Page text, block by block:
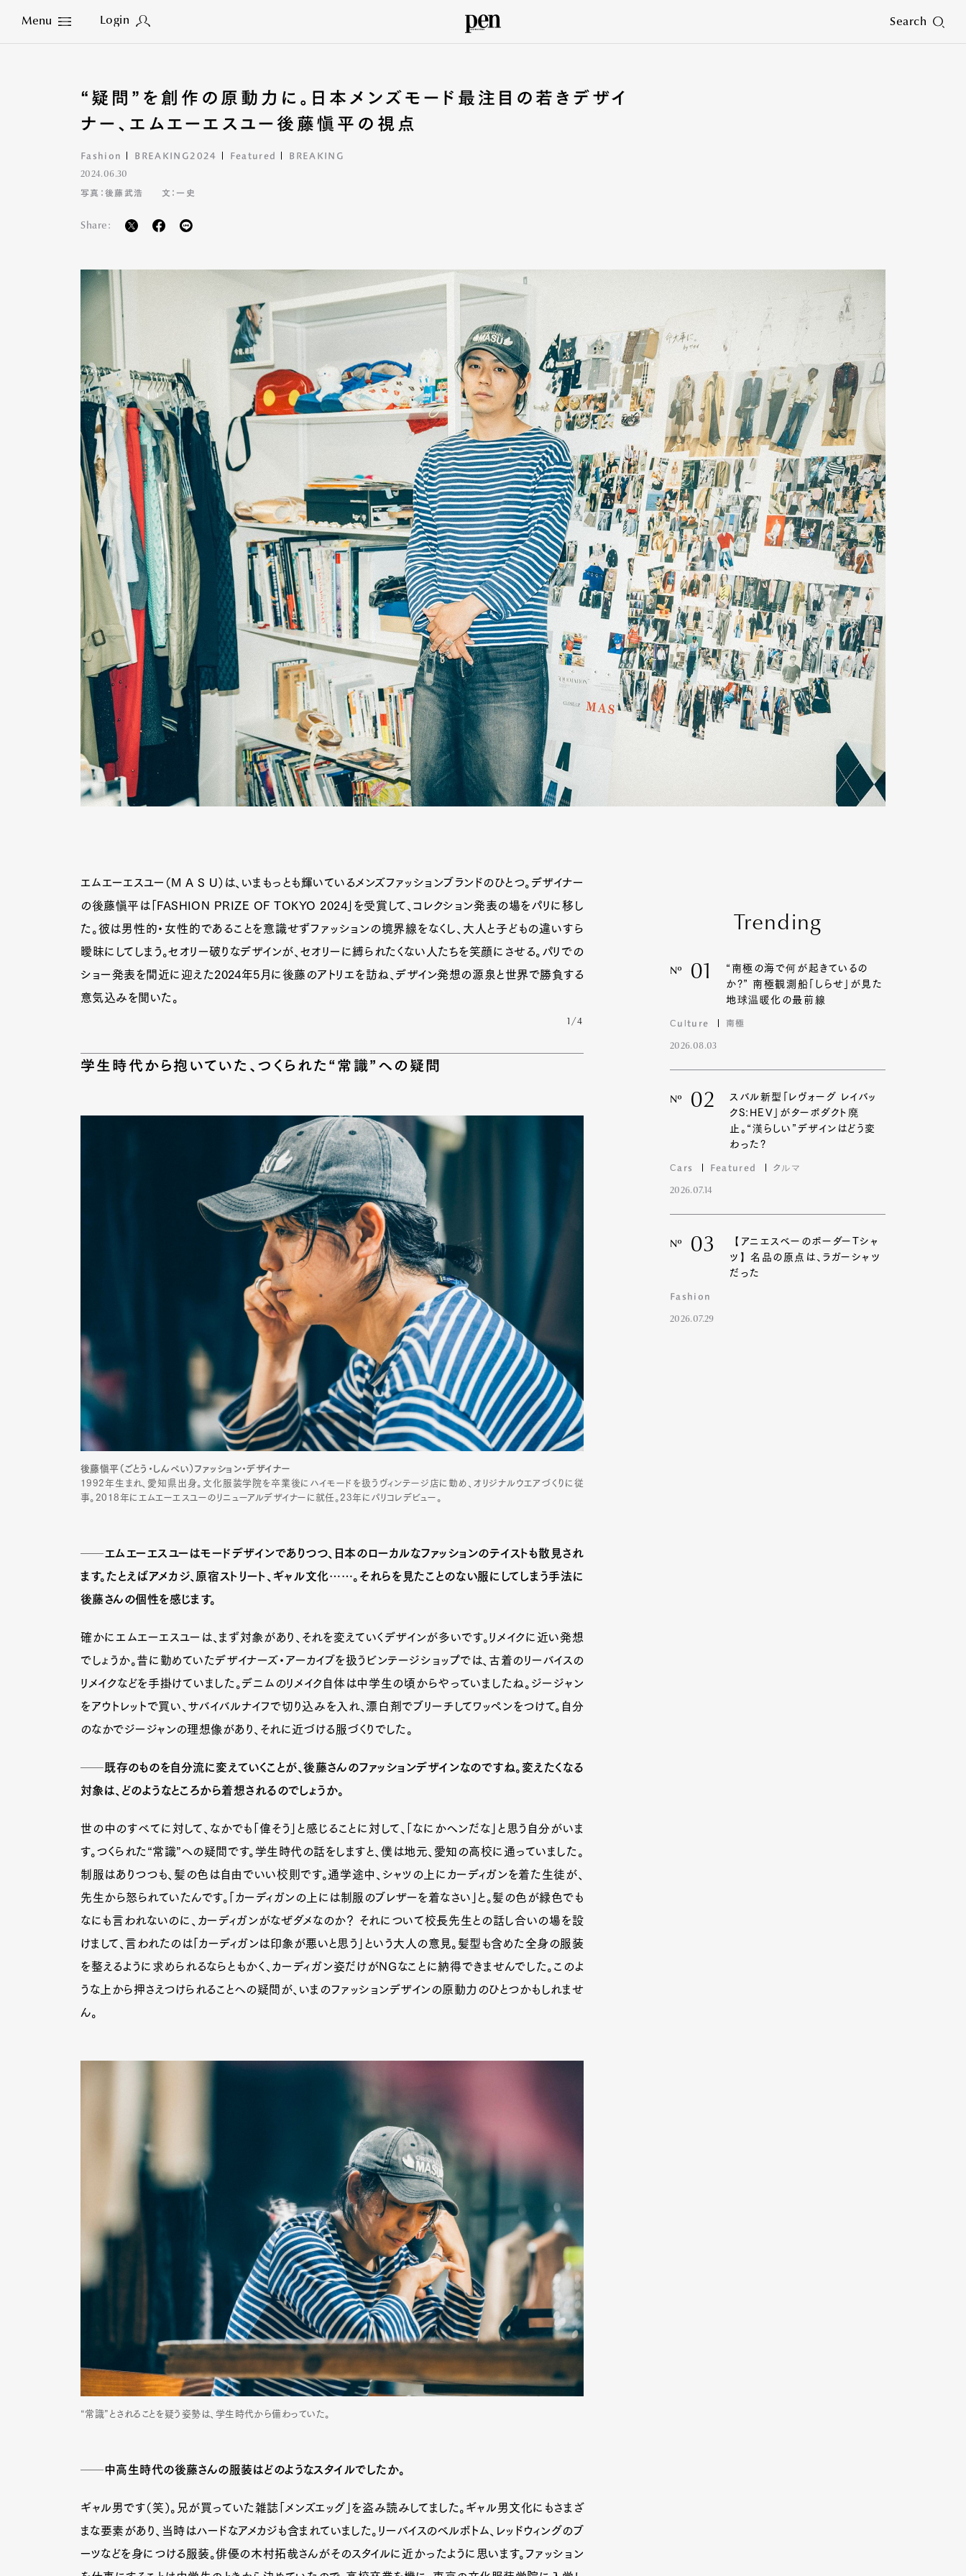
Menu Login Search
Close
Gourmet
Cars Product
Culture
“疑問”を創作の原動力に。日本メンズモード最注目の若きデザイ
ナー、エムエーエスユー後藤愼平の視点
Fashion BREAKING2024 Featured BREAKING
2024.06.30
写真：後藤武浩 文：一史
Share:
エムエーエスユー（M A S U）は、いまもっとも輝いているメンズファッションブランドのひとつ。デザイナー
の後藤愼平は「FASHION PRIZE OF TOKYO 2024」を受賞して、コレクション発表の場をパリに移し
た。彼は男性的・女性的であることを意識せずファッションの境界線をなくし、大人と子どもの違いすら
曖昧にしてしまう。セオリー破りなデザインが、セオリーに縛られたくない人たちを笑顔にさせる。パリでの
ショー発表を間近に迎えた2024年5月に後藤のアトリエを訪ね、デザイン発想の源泉と世界で勝負する
意気込みを聞いた。
1/4
学生時代から抱いていた、つくられた“常識”への疑問
後藤愼平（ごとう・しんぺい）ファッション・デザイナー
1992年生まれ、愛知県出身。文化服装学院を卒業後にハイモードを扱うヴィンテージ店に勤め、オリジナルウエアづくりに従
事。2018年にエムエーエスユーのリニューアルデザイナーに就任。23年にパリコレデビュー。
──エムエーエスユーはモードデザインでありつつ、日本のローカルなファッションのテイストも散見され
ます。たとえばアメカジ、原宿ストリート、ギャル文化……。それらを見たことのない服にしてしまう手法に
後藤さんの個性を感じます。
確かにエムエーエスユーは、まず対象があり、それを変えていくデザインが多いです。リメイクに近い発想
でしょうか。昔に勤めていたデザイナーズ・アーカイブを扱うビンテージショップでは、古着のリーバイスの
リメイクなどを手掛けていました。デニムのリメイク自体は中学生の頃からやっていましたね。ジージャン
をアウトレットで買い、サバイバルナイフで切り込みを入れ、漂白剤でブリーチしてワッペンをつけて。自分
のなかでジージャンの理想像があり、それに近づける服づくりでした。
──既存のものを自分流に変えていくことが、後藤さんのファッションデザインなのですね。変えたくなる
対象は、どのようなところから着想されるのでしょうか。
世の中のすべてに対して、なかでも「偉そう」と感じることに対して、「なにかヘンだな」と思う自分がいま
す。つくられた“常識”への疑問です。学生時代の話をしますと、僕は地元、愛知の高校に通っていました。
制服はありつつも、髪の色は自由でいい校則です。通学途中、シャツの上にカーディガンを着た生徒が、
先生から怒られていたんです。「カーディガンの上には制服のブレザーを着なさい」と。髪の色が緑色でも
なにも言われないのに、カーディガンがなぜダメなのか？ それについて校長先生との話し合いの場を設
けまして、言われたのは「カーディガンは印象が悪いと思う」という大人の意見。髪型も含めた全身の服装
を整えるように求められるならともかく、カーディガン姿だけがNGなことに納得できませんでした。このよ
うな上から押さえつけられることへの疑問が、いまのファッションデザインの原動力のひとつかもしれませ
ん。
“常識”とされることを疑う姿勢は、学生時代から備わっていた。
──中高生時代の後藤さんの服装はどのようなスタイルでしたか。
ギャル男です（笑）。兄が買っていた雑誌「メンズエッグ」を盗み読みしてました。ギャル男文化にもさまざ
まな要素があり、当時はハードなアメカジも含まれていました。リーバイスのベルボトム、レッドウィングのブ
ーツなどを身につける服装。俳優の木村拓哉さんがそのスタイルに近かったように思います。ファッション
Trending
Nº 01
“南極の海で何が起きているの
か?” 南極観測船「しらせ」が見た
地球温暖化の最前線
Culture 南極
2026.08.03
Nº 02
スバル新型「レヴォーグ レイバッ
クS:HEV」がターボダクト廃
止。“漢らしい”デザインはどう変
わった?
Cars Featured クルマ
2026.07.14
Nº 03
【アニエスベーのボーダーTシャ
ツ】名品の原点は、ラガーシャツ
だった
Fashion
2026.07.29